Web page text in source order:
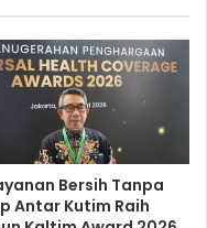
Bersih Tanpa
Antar Kutim Raih